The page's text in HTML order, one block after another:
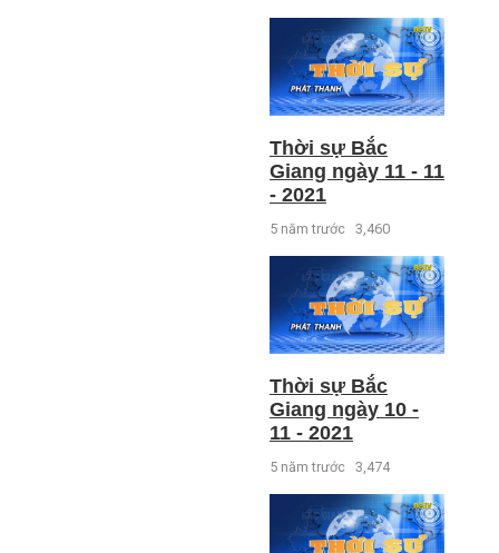
Thời sự Bắc
Giang ngày 11 - 11
- 2021
5 năm trước 3,460
Thời sự Bắc
Giang ngày 10 -
11 - 2021
5 năm trước 3,474